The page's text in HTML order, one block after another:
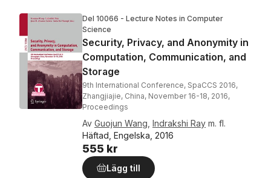
Del 10066 - Lecture Notes in Computer
Science
Security, Privacy, and Anonymity in
Computation, Communication, and
Storage
9th International Conference, SpaCCS 2016,
Zhangjiajie, China, November 16-18, 2016,
Proceedings
Av Guojun Wang Indrakshi Ray m. fl.
Häftad, Engelska, 2016
555 kr
Lägg till